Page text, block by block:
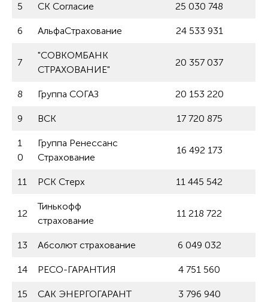
5 СК Согласие 25 030 748
6 АльфаСтрахование 24 533 931
7
"СОВКОМБАНК
СТРАХОВАНИЕ"
20 357 037
8 Группа СОГАЗ 20 153 220
9 ВСК 17 720 875
1
0
Группа Ренессанс
Страхование
16 492 173
11 РСК Стерх 11 445 542
12
Тинькофф
страхование
11 218 722
13 Абсолют страхование 6 049 032
14 РЕСО-ГАРАНТИЯ 4 751 560
15 САК ЭНЕРГОГАРАНТ 3 796 940